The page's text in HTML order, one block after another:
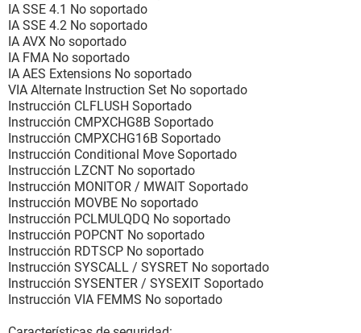
IA SSE 4.1 No soportado
IA SSE 4.2 No soportado
IA AVX No soportado
IA FMA No soportado
IA AES Extensions No soportado
VIA Alternate Instruction Set No soportado
Instrucción CLFLUSH Soportado
Instrucción CMPXCHG8B Soportado
Instrucción CMPXCHG16B Soportado
Instrucción Conditional Move Soportado
Instrucción LZCNT No soportado
Instrucción MONITOR / MWAIT Soportado
Instrucción MOVBE No soportado
Instrucción PCLMULQDQ No soportado
Instrucción POPCNT No soportado
Instrucción RDTSCP No soportado
Instrucción SYSCALL / SYSRET No soportado
Instrucción SYSENTER / SYSEXIT Soportado
Instrucción VIA FEMMS No soportado